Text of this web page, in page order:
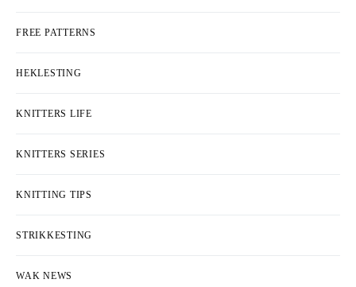
FREE PATTERNS
HEKLESTING
KNITTERS LIFE
KNITTERS SERIES
KNITTING TIPS
STRIKKESTING
WAK NEWS